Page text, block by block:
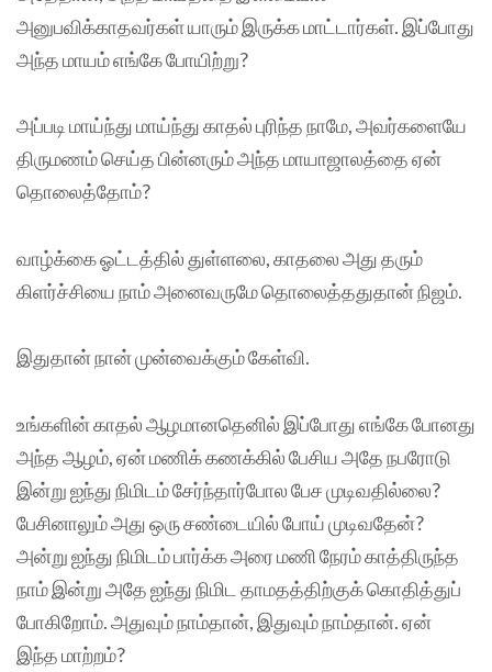
அனுபவிக்காதவர்கள் யாரும் இருக்க மாட்டார்கள். இப்போது
அந்த மாயம் எங்கே போயிற்று?
அப்படி மாய்ந்து மாய்ந்து காதல் புரிந்த நாமே, அவர்களையே
திருமணம் செய்த பின்னரும் அந்த மாயாஜாலத்தை ஏன்
தொலைத்தோம்?
வாழ்க்கை ஓட்டத்தில் துள்ளலை, காதலை அது தரும்
கிளர்ச்சியை நாம் அனைவருமே தொலைத்ததுதான் நிஜம்.
இதுதான் நான் முன்வைக்கும் கேள்வி.
உங்களின் காதல் ஆழமானதெனில் இப்போது எங்கே போனது
அந்த ஆழம், ஏன் மணிக் கணக்கில் பேசிய அதே நபரோடு
இன்று ஐந்து நிமிடம் சேர்ந்தார்போல பேச முடிவதில்லை?
பேசினாலும் அது ஒரு சண்டையில் போய் முடிவதேன்?
அன்று ஐந்து நிமிடம் பார்க்க அரை மணி நேரம் காத்திருந்த
நாம் இன்று அதே ஐந்து நிமிட தாமதத்திற்குக் கொதித்துப்
போகிறோம். அதுவும் நாம்தான், இதுவும் நாம்தான். ஏன்
இந்த மாற்றம்?